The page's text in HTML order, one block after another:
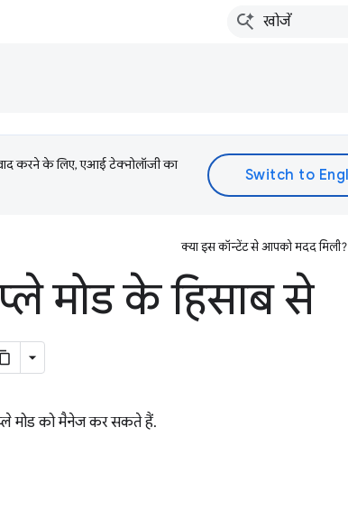
करने के लिए, एआई टेक्नोलॉजी का
क्या इस कॉन्टेंट से आपको मदद मिली?
मोड के हिसाब से
मोड को मैनेज कर सकते हैं.